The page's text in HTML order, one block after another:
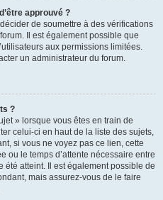
approuvé ?
de soumettre à des vérifications
Il est également possible que
aux permissions limitées.
un administrateur du forum.
?
» lorsque vous êtes en train de
celui-ci en haut de la liste des sujets,
si vous ne voyez pas ce lien, cette
ou le temps d’attente nécessaire entre
été atteint. Il est également possible de
mais assurez-vous de le faire